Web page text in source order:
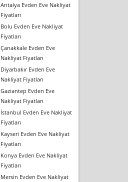
Antalya Evden Eve Nakliyat
Fiyatları
Bolu Evden Eve Nakliyat
Fiyatları
Çanakkale Evden Eve
Nakliyat Fiyatları
Diyarbakır Evden Eve
Nakliyat Fiyatları
Gaziantep Evden Eve
Nakliyat Fiyatları
İstanbul Evden Eve Nakliyat
Fiyatları
Kayseri Evden Eve Nakliyat
Fiyatları
Konya Evden Eve Nakliyat
Fiyatları
Mersin Evden Eve Nakliyat